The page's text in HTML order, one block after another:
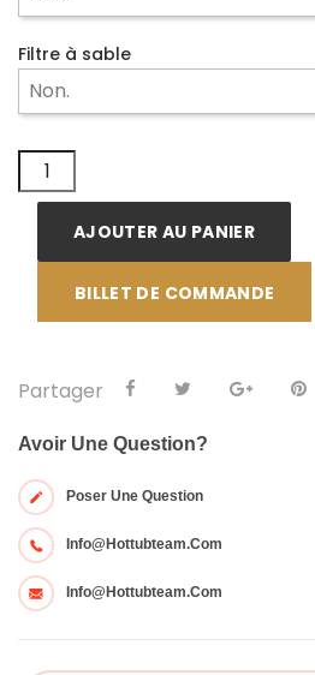
Filtre à sable
AJOUTER AU PANIER
BILLET DE COMMANDE
Partager
Avoir Une Question?
Poser Une Question
Info@hottubteam.com
Info@hottubteam.com